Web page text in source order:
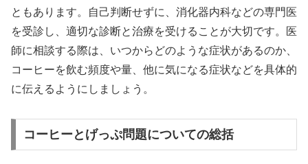
ともあります。自己判断せずに、消化器内科などの専門医
を受診し、適切な診断と治療を受けることが大切です。医
師に相談する際は、いつからどのような症状があるのか、
コーヒーを飲む頻度や量、他に気になる症状などを具体的
に伝えるようにしましょう。
コーヒーとげっぷ問題についての総括